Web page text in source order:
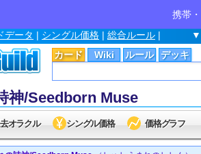
携帯
カード Wiki ルール デッキ
データ | シングル価格 | 総合ルール |
神/Seedborn Muse
オラクル シングル価格 価格グラフ